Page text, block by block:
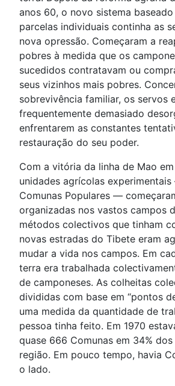
anos 60, o novo sistema
parcelas individuais continha as
nova opressão. Começaram a
pobres à medida que os
sucedidos contratavam ou
seus vizinhos mais pobres.
sobrevivência familiar, os servos
frequentemente demasiado
enfrentarem as constantes
restauração do seu poder.
Com a vitória da linha de Mao
unidades agrícolas
Comunas Populares —
organizadas nos vastos campos
métodos colectivos que tinham
novas estradas do Tibete eram
mudar a vida nos campos. Em
terra era trabalhada
de camponeses. As colheitas
divididas com base em “pontos
uma medida da quantidade de
pessoa tinha feito. Em 1970
quase 666 Comunas em 34%
região. Em pouco tempo, havia
o lado.